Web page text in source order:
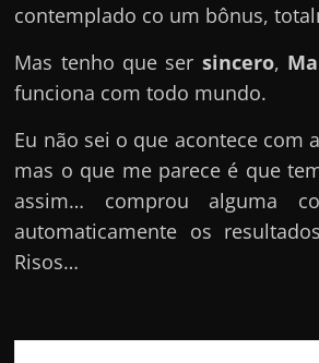
contemplado co um bônus,
Mas tenho que ser sincero,
funciona com todo mundo.
Eu não sei o que acontece com
mas o que me parece é que
assim… comprou alguma
automaticamente os
Risos…